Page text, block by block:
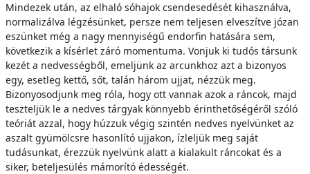
Mindezek után, az elhaló sóhajok csendesedését kihasználva,
normalizálva légzésünket, persze nem teljesen elveszítve józan
eszünket még a nagy mennyiségű endorfin hatására sem,
következik a kísérlet záró momentuma. Vonjuk ki tudós társunk
kezét a nedvességből, emeljünk az arcunkhoz azt a bizonyos
egy, esetleg kettő, sőt, talán három ujjat, nézzük meg.
Bizonyosodjunk meg róla, hogy ott vannak azok a ráncok, majd
teszteljük le a nedves tárgyak könnyebb érinthetőségéről szóló
teóriát azzal, hogy húzzuk végig szintén nedves nyelvünket az
aszalt gyümölcsre hasonlító ujjakon, ízleljük meg saját
tudásunkat, érezzük nyelvünk alatt a kialakult ráncokat és a
siker, beteljesülés mámorító édességét.